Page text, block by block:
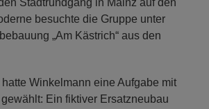
Stadtrundgang in Mainz auf den
besuchte die Gruppe unter
„Am Kästrich“ aus den
Winkelmann eine Aufgabe mit
Ein fiktiver Ersatzneubau